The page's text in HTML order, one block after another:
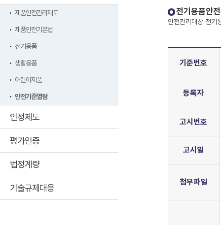
전기용품안
안전관리대상 전기
기준번호
등록자
고시번호
고시일
첨부파일
제품안전관리제도
제품안전기본법
전기용품
생활용품
어린이제품
안전기준열람
인정제도
평가인증
법정계량
기술규제대응